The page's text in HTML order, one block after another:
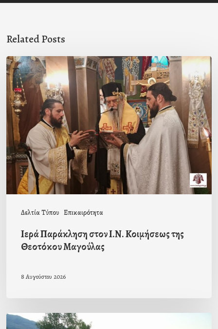
Related Posts
Δελτία Τύπου Επικαιρότητα
Ιερά
Παράκληση
στον
Ι.Ν.
Κοιμήσεως
της
Θεοτόκου
Μαγούλας
Ιερά Παράκληση στον Ι.Ν. Κοιμήσεως της
Θεοτόκου Μαγούλας
8 Αυγούστου 2026
Πρόσκληση